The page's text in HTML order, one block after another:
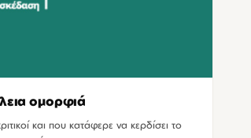
ομορφιά
και που κατάφερε να κερδίσει το